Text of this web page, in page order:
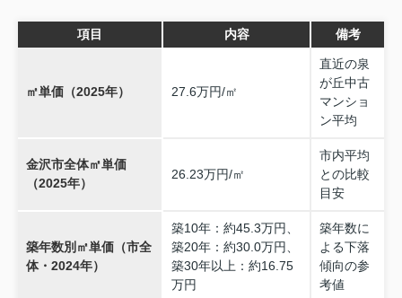
項目 内容 備考
㎡単価（2025年） 27.6万円/㎡
直近の泉
が丘中古
マンショ
ン平均
金沢市全体㎡単価
（2025年）
26.23万円/㎡
市内平均
との比較
目安
築年数別㎡単価（市全
体・2024年）
築10年：約45.3万円、
築20年：約30.0万円、
築30年以上：約16.75
万円
築年数に
よる下落
傾向の参
考値